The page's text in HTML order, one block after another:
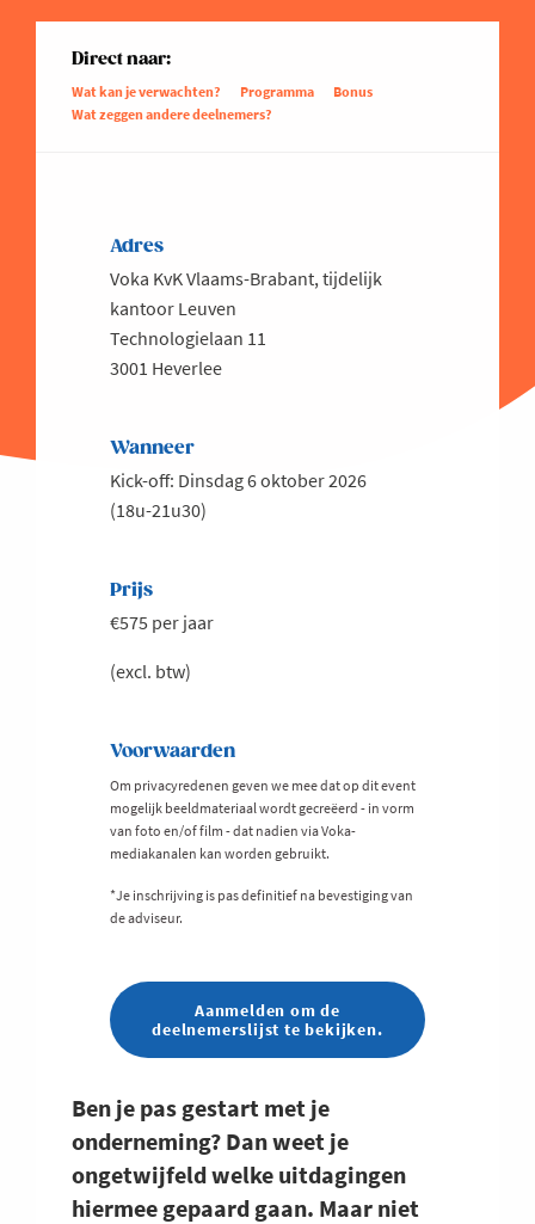
Direct naar:
Wat kan je verwachten? Programma
Bonus
Wat zeggen andere deelnemers?
Ben je pas gestart met je
onderneming? Dan weet je
ongetwijfeld welke uitdagingen
hiermee gepaard gaan. Maar niet
Adres
Voka KvK Vlaams-Brabant, tijdelijk
kantoor Leuven
Technologielaan 11
3001 Heverlee
Wanneer
Kick-off: Dinsdag 6 oktober 2026
(18u-21u30)
Prijs
€575 per jaar
(excl. btw)
Voorwaarden
Om privacyredenen geven we mee dat op dit event
mogelijk beeldmateriaal wordt gecreëerd - in vorm
van foto en/of film - dat nadien via Voka-
mediakanalen kan worden gebruikt.
*Je inschrijving is pas definitief na bevestiging van
de adviseur.
Aanmelden om de
deelnemerslijst te bekijken.